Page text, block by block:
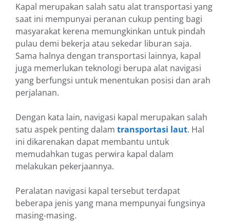
Kapal merupakan salah satu alat transportasi yang
saat ini mempunyai peranan cukup penting bagi
masyarakat kerena memungkinkan untuk pindah
pulau demi bekerja atau sekedar liburan saja.
Sama halnya dengan transportasi lainnya, kapal
juga memerlukan teknologi berupa alat navigasi
yang berfungsi untuk menentukan posisi dan arah
perjalanan.
Dengan kata lain, navigasi kapal merupakan salah
satu aspek penting dalam transportasi laut. Hal
ini dikarenakan dapat membantu untuk
memudahkan tugas perwira kapal dalam
melakukan pekerjaannya.
Peralatan navigasi kapal tersebut terdapat
beberapa jenis yang mana mempunyai fungsinya
masing-masing.